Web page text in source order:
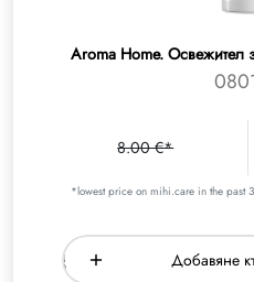
Aroma Home. Освежител
8.00 €*
*lowest price on mihi.care in the past
Добавяне